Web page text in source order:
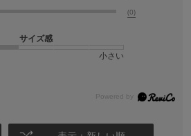
(0)
サイズ感
小さい